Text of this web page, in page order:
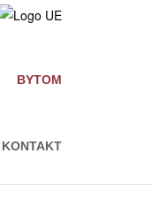
BYTOM
KONTAKT